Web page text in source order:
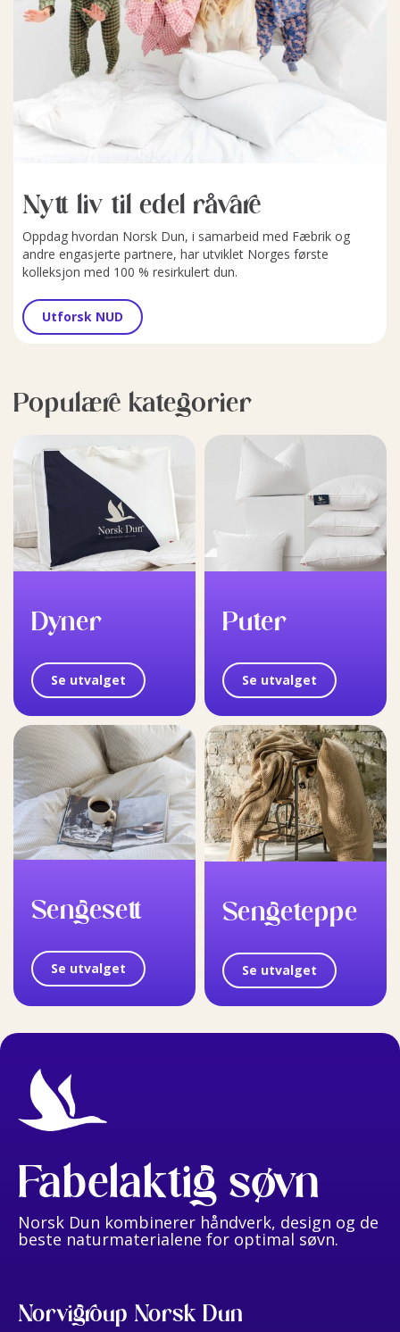
Nytt liv til edel råvare
Oppdag hvordan Norsk Dun, i samarbeid med Fæbrik og
andre engasjerte partnere, har utviklet Norges første
kolleksjon med 100 % resirkulert dun.
Utforsk NUD
Populære kategorier
Dyner
Se utvalget
Puter
Se utvalget
Sengesett
Se utvalget
Sengeteppe
Se utvalget
Fabelaktig søvn
Norsk Dun kombinerer håndverk, design og de
beste naturmaterialene for optimal søvn.
Norvigroup Norsk Dun